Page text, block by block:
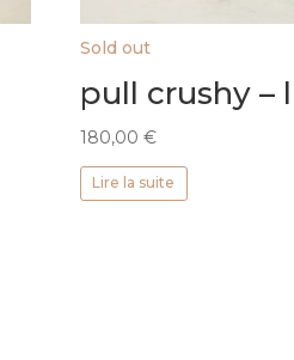
Sold out
pull crushy –
180,00 €
Lire la suite